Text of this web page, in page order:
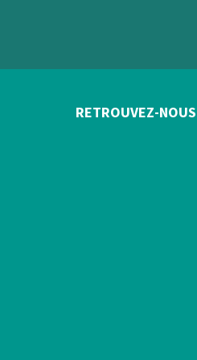
RETROUVEZ-